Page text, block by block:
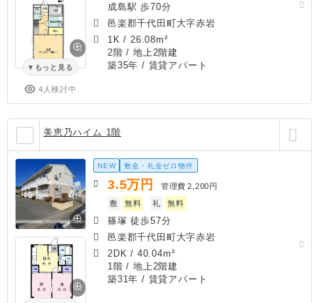
もっと見る
4人検討中
成島駅 歩70分
邑楽郡千代田町大字赤岩
1K / 26.08m²
2階 / 地上2階建
築35年 / 賃貸アパート
美恵乃ハイム 1階
NEW 敷金・礼金ゼロ物件
3.5万円 管理費 2,200円
敷
無料 礼 無料
篠塚 徒歩57分
邑楽郡千代田町大字赤岩
2DK / 40.04m²
1階 / 地上2階建
築31年 / 賃貸アパート